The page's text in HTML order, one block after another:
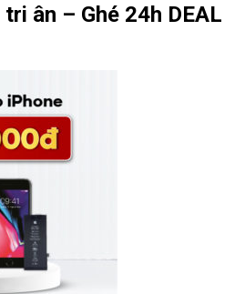
ân – Ghé 24h DEAL